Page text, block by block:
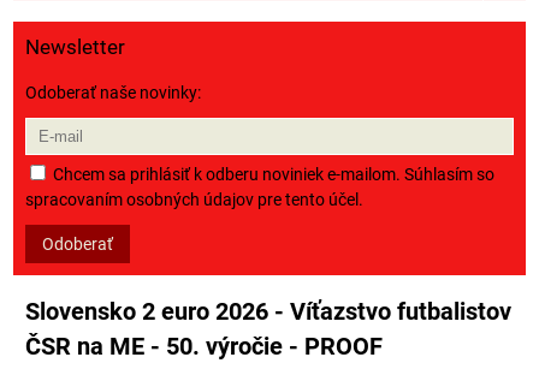
Newsletter
Odoberať naše novinky:
Chcem sa prihlásiť k odberu noviniek e-mailom. Súhlasím so
spracovaním osobných údajov pre tento účel.
Odoberať
Slovensko 2 euro 2026 - Víťazstvo futbalistov
ČSR na ME - 50. výročie - PROOF